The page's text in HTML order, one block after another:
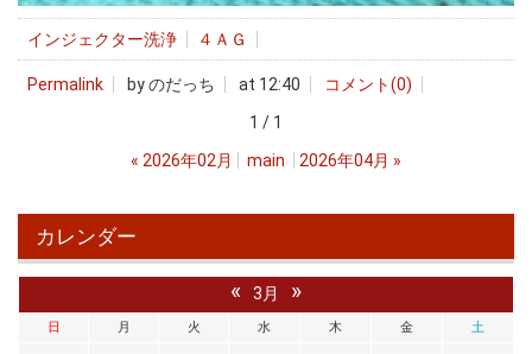
インジェクター洗浄 ４ＡＧ
Permalink by のだっち at 12:40
コメント(0)
1 / 1
« 2026年02月 main 2026年04月 »
カレンダー
« 3月 »
日 月 火 水 木 金 土